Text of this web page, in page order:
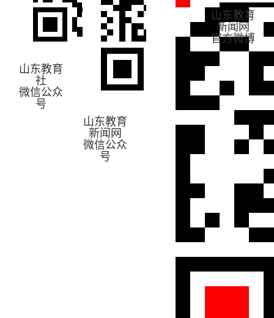
山东教育
社
微信公众
号
山东教育
新闻网
微信公众
号
山东教育
新闻网
官方微博